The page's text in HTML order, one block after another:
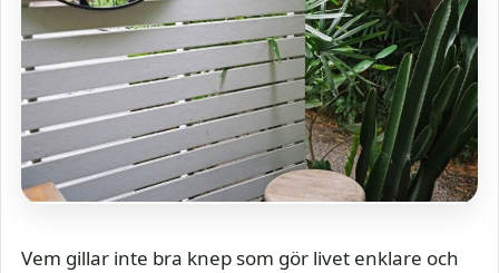
Vem gillar inte bra knep som gör livet enklare och